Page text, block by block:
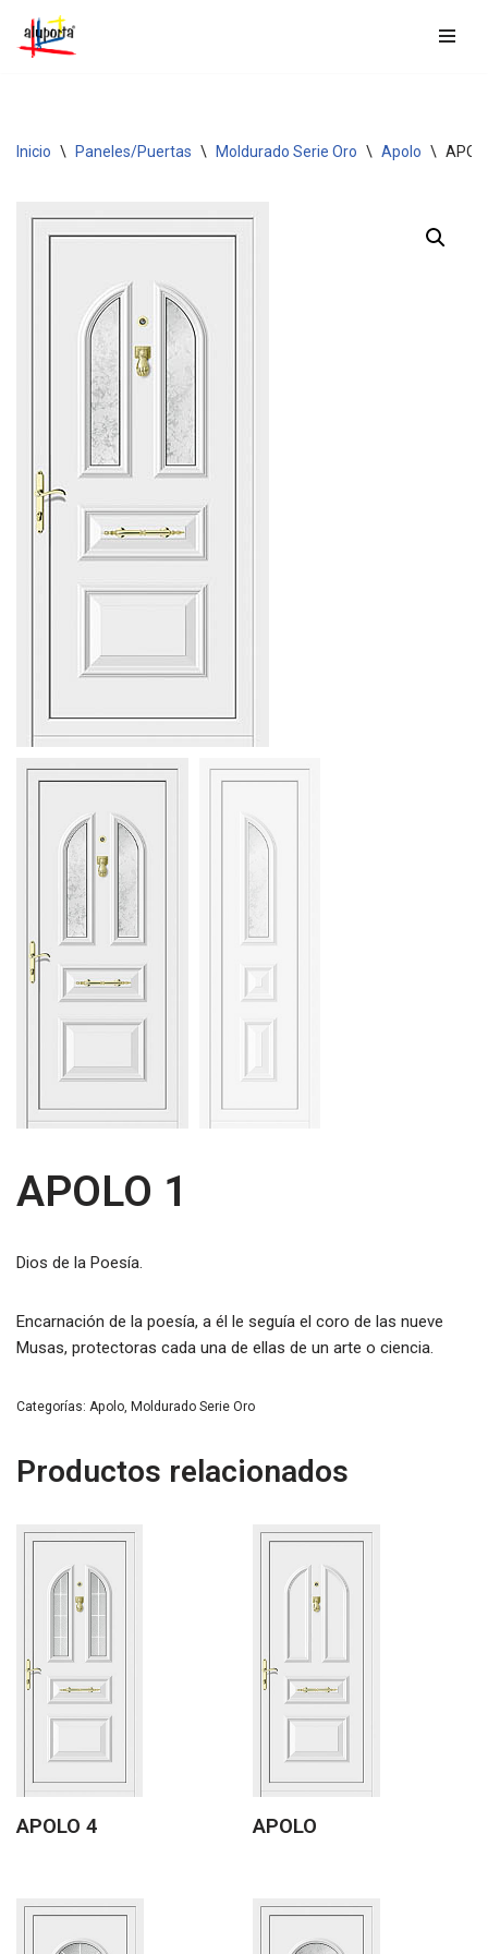
Saltar
Inicio \ Paneles/Puertas \ Moldurado Serie Oro \ Apolo \
APOLO 1
Dios de la Poesía.
Encarnación de la poesía, a él le seguía el coro de las nueve
Musas, protectoras cada una de ellas de un arte o ciencia.
Categorías: Apolo, Moldurado Serie Oro
Productos relacionados
APOLO 4 APOLO